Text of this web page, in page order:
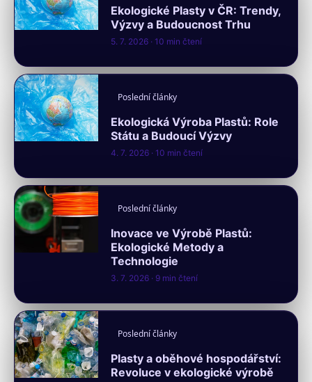
Ekologické Plasty v ČR: Trendy,
Výzvy a Budoucnost Trhu
5. 7. 2026 · 10 min čtení
Poslední články
Ekologická Výroba Plastů: Role
Státu a Budoucí Výzvy
4. 7. 2026 · 10 min čtení
Poslední články
Inovace ve Výrobě Plastů:
Ekologické Metody a
Technologie
3. 7. 2026 · 9 min čtení
Poslední články
Plasty a oběhové hospodářství:
Revoluce v ekologické výrobě